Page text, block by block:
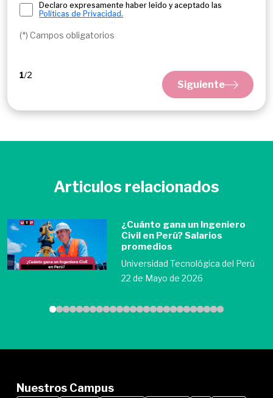
Declaro expresamente haber leído y aceptado las
Políticas de Privacidad.
(*) Campos obligatorios
Siguiente
Articulos relacionados
¿Cuánto gana un Ingeniero
Civil en Perú? Salarios
promedios
Universidad Tecnológica del Perú
22 de Mayo de 2026
Nuestros Campus